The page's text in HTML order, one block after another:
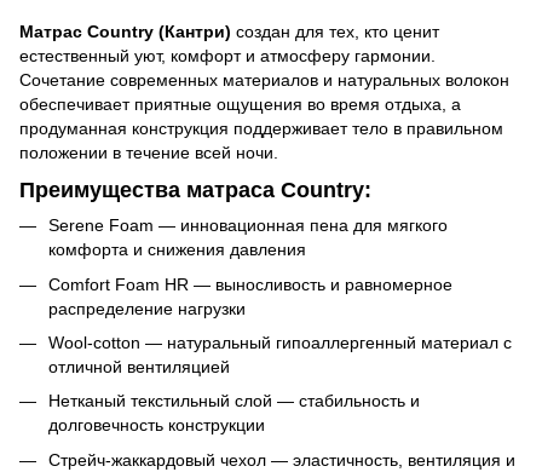
Матрас Country (Кантри) создан для тех, кто ценит
естественный уют, комфорт и атмосферу гармонии.
Сочетание современных материалов и натуральных волокон
обеспечивает приятные ощущения во время отдыха, а
продуманная конструкция поддерживает тело в правильном
положении в течение всей ночи.
Преимущества матраса Country:
Serene Foam — инновационная пена для мягкого
комфорта и снижения давления
Comfort Foam HR — выносливость и равномерное
распределение нагрузки
Wool-cotton — натуральный гипоаллергенный материал с
отличной вентиляцией
Нетканый текстильный слой — стабильность и
долговечность конструкции
Стрейч-жаккардовый чехол — эластичность, вентиляция и